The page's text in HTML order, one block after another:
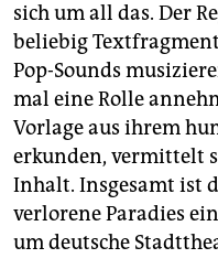
sich um all das. Der
beliebig
Pop-Sounds
mal eine Rolle
Vorlage aus ihrem
erkunden, vermittelt
Inhalt. Insgesamt ist
verlorene Paradies
um deutsche